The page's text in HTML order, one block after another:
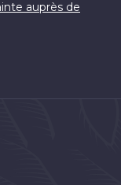
auprès de